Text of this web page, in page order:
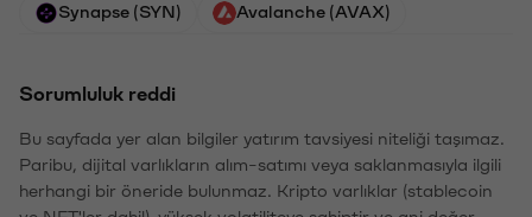
Synapse (SYN) Avalanche (AVAX)
Sorumluluk reddi
Bu sayfada yer alan bilgiler yatırım tavsiyesi niteliği taşımaz.
Paribu, dijital varlıkların alım-satımı veya saklanmasıyla ilgili
herhangi bir öneride bulunmaz. Kripto varlıklar (stablecoin